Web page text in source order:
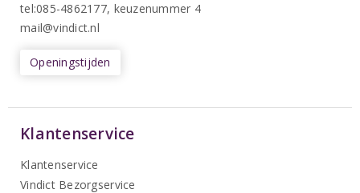
tel:085-4862177, keuzenummer 4
mail@vindict.nl
Openingstijden
Klantenservice
Klantenservice
Vindict Bezorgservice